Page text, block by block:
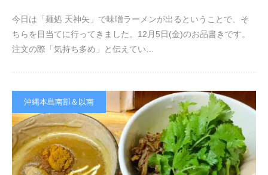
今日は「麺処 天神矢」で味噌ラーメンが出るということで、そ
ちらを目当てに行ってきました。12月5日(金)のお品書きです。
注文の際「気持ち多め」と伝えてい…
沖縄本島南部＆以南